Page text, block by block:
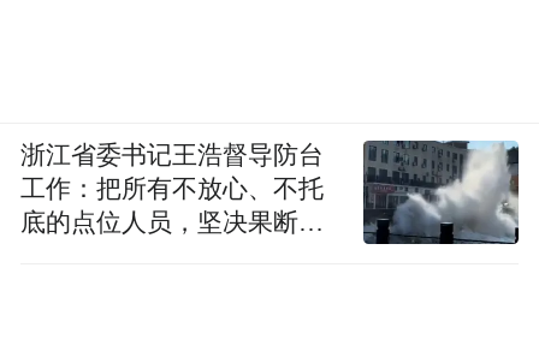
浙江省委书记王浩督导防台
工作：把所有不放心、不托
底的点位人员，坚决果断转